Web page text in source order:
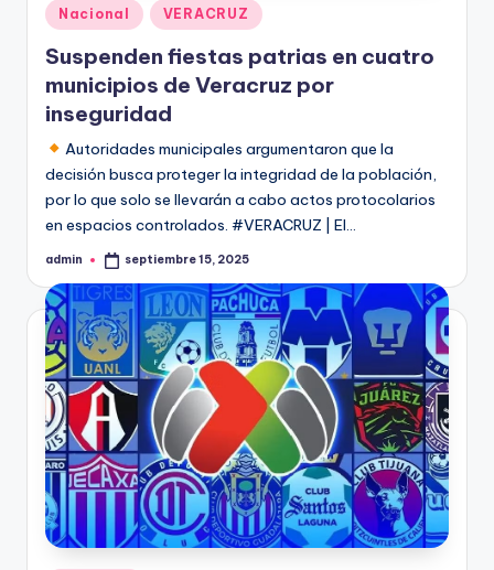
Publicado
en
Nacional VERACRUZ
Suspenden fiestas patrias en cuatro
municipios de Veracruz por
inseguridad
Autoridades municipales argumentaron que la
decisión busca proteger la integridad de la población,
por lo que solo se llevarán a cabo actos protocolarios
en espacios controlados. #VERACRUZ | El…
Publicado
admin septiembre 15, 2025